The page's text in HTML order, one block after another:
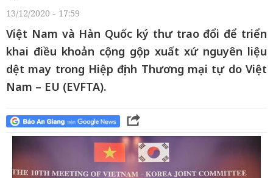
13/12/2020 - 17:59
Việt Nam và Hàn Quốc ký thư trao đổi để triển
khai điều khoản cộng gộp xuất xứ nguyên liệu
dệt may trong Hiệp định Thương mại tự do Việt
Nam – EU (EVFTA).